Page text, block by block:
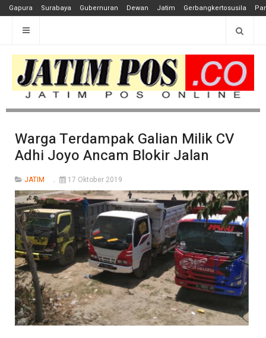
Gapura Surabaya Gubernuran Dewan Jatim Gerbangkertosusila
Warga Terdampak Galian Milik CV
Adhi Joyo Ancam Blokir Jalan
JATIM 17 Oktober 2019